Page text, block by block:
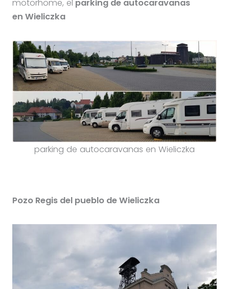
motorhome, el parking de autocaravanas
en Wieliczka
parking de autocaravanas en Wieliczka
Pozo Regis del pueblo de Wieliczka